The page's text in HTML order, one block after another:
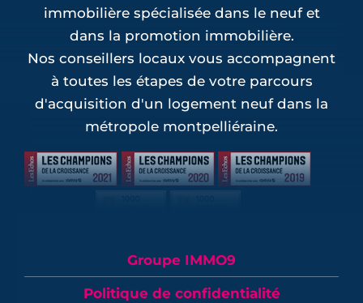
immobilière spécialisée dans le neuf et
dans la promotion immobilière.
Nos conseillers locaux vous accompagnent
à toutes les étapes de votre parcours
d'acquisition d'un logement neuf dans la
métropole montpelliéraine.
Groupe IMMO9
Politique de confidentialité